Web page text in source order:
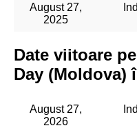
August 27,
2025
Date viitoare
Day (Moldova)
August 27,
2026